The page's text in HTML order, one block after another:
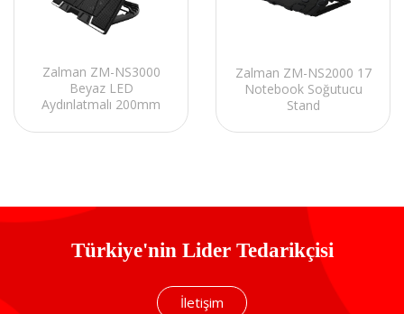
Zalman ZM-NS3000
Beyaz LED
Aydınlatmalı 200mm
Soğutucu Stand
Zalman ZM-NS2000 17
Notebook Soğutucu
Stand
Türkiye'nin Lider Tedarikçisi
İletişim